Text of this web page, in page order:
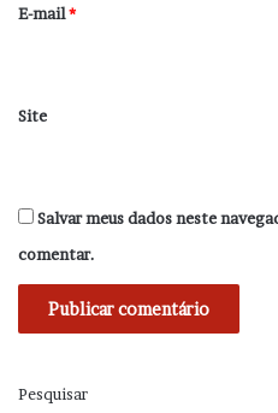
*
E-mail*
Site
Salvar meus dados neste
comentar.
Pesquisar